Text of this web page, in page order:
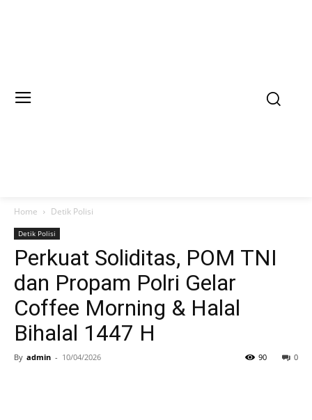
Home Detik Polisi
Detik Polisi
Perkuat Soliditas, POM TNI
dan Propam Polri Gelar
Coffee Morning & Halal
Bihalal 1447 H
By admin - 10/04/2026 0
90